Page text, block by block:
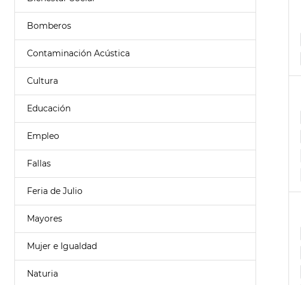
Bomberos
Contaminación Acústica
Cultura
Educación
Empleo
Fallas
Feria de Julio
Mayores
Mujer e Igualdad
Naturia